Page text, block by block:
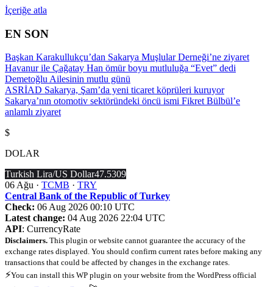
İçeriğe atla
EN SON
Başkan Karakullukçu’dan Sakarya Muşlular Derneği’ne ziyaret
Havanur ile Çağatay Han ömür boyu mutluluğa “Evet” dedi
Demetoğlu Ailesinin mutlu günü
ASRİAD Sakarya, Şam’da yeni ticaret köprüleri kuruyor
Sakarya’nın otomotiv sektöründeki öncü ismi Fikret Bülbül’e
anlamlı ziyaret
$
DOLAR
Turkish Lira/US Dollar47.5309
06 Ağu · TCMB · TRY
Central Bank of the Republic of Turkey
Check: 06 Aug 2026 00:10 UTC
Latest change: 04 Aug 2026 22:04 UTC
API: CurrencyRate
Disclaimers. This plugin or website cannot guarantee the accuracy of the
exchange rates displayed. You should confirm current rates before making any
transactions that could be affected by changes in the exchange rates.
⚡You can install this WP plugin on your website from the WordPress official